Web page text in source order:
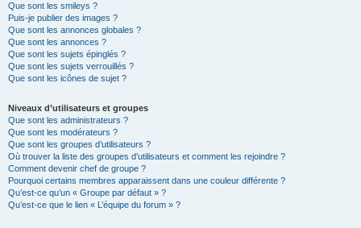
Que sont les smileys ?
Puis-je publier des images ?
Que sont les annonces globales ?
Que sont les annonces ?
Que sont les sujets épinglés ?
Que sont les sujets verrouillés ?
Que sont les icônes de sujet ?
Niveaux d’utilisateurs et groupes
Que sont les administrateurs ?
Que sont les modérateurs ?
Que sont les groupes d’utilisateurs ?
Où trouver la liste des groupes d’utilisateurs et comment les rejoindre ?
Comment devenir chef de groupe ?
Pourquoi certains membres apparaissent dans une couleur différente ?
Qu’est-ce qu’un « Groupe par défaut » ?
Qu’est-ce que le lien « L’équipe du forum » ?